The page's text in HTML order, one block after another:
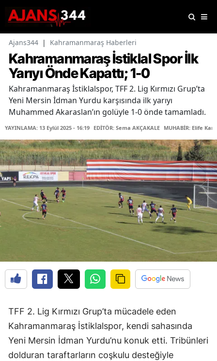
Ajans344 | Kahramanmaraş Haberleri
Kahramanmaraş İstiklal Spor İlk
Yarıyı Önde Kapattı; 1-0
Kahramanmaraş İstiklalspor, TFF 2. Lig Kırmızı Grup’ta
Yeni Mersin İdman Yurdu karşısında ilk yarıyı
Muhammed Akaraslan’ın golüyle 1-0 önde tamamladı.
YAYINLAMA: 13 Eylül 2025 - 16:19 EDİTÖR: Sema AKÇAKALE MUHABİR: Elife
TFF 2. Lig Kırmızı Grup’ta mücadele eden
Kahramanmaraş İstiklalspor, kendi sahasında
Yeni Mersin İdman Yurdu’nu konuk etti. Tribünleri
dolduran taraftarların coşkulu desteğiyle